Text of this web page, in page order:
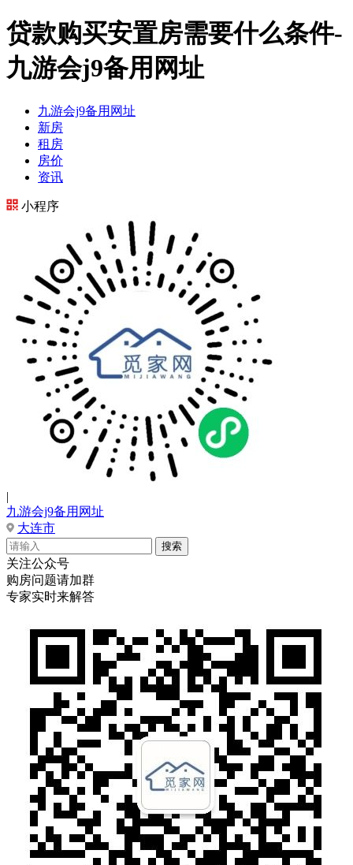
贷款购买安置房需要什么条件-
九游会j9备用网址
九游会j9备用网址
新房
租房
房价
资讯
小程序
|
九游会j9备用网址
大连市
关注公众号
购房问题请加群
专家实时来解答